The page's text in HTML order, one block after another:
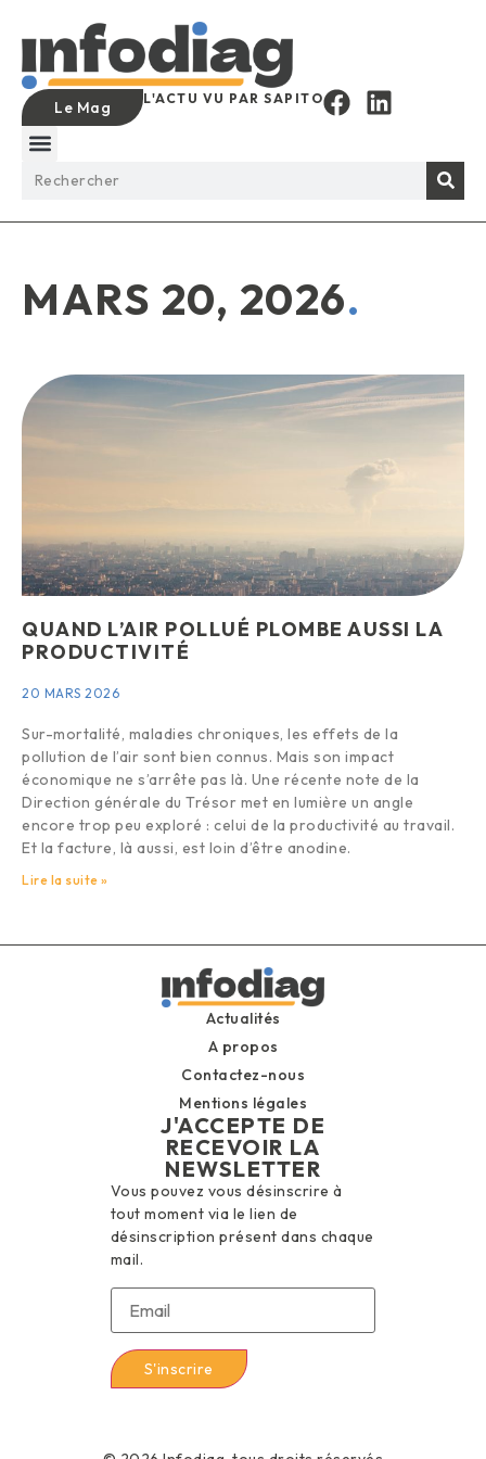
Le Mag L'ACTU VU PAR SAPITO
MARS 20, 2026.
QUAND L’AIR POLLUÉ PLOMBE AUSSI LA
PRODUCTIVITÉ
20 MARS 2026
Sur-mortalité, maladies chroniques, les effets de la
pollution de l’air sont bien connus. Mais son impact
économique ne s’arrête pas là. Une récente note de la
Direction générale du Trésor met en lumière un angle
encore trop peu exploré : celui de la productivité au travail.
Et la facture, là aussi, est loin d’être anodine.
Lire la suite »
Actualités
A propos
Contactez-nous
Mentions légales
J'ACCEPTE DE
RECEVOIR LA
NEWSLETTER
Vous pouvez vous désinscrire à
tout moment via le lien de
désinscription présent dans chaque
mail.